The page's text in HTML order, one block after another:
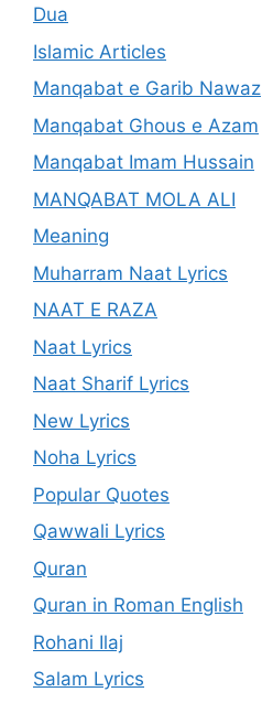
Dua
Islamic Articles
Manqabat e Garib Nawaz
Manqabat Ghous e Azam
Manqabat Imam Hussain
MANQABAT MOLA ALI
Meaning
Muharram Naat Lyrics
NAAT E RAZA
Naat Lyrics
Naat Sharif Lyrics
New Lyrics
Noha Lyrics
Popular Quotes
Qawwali Lyrics
Quran
Quran in Roman English
Rohani Ilaj
Salam Lyrics